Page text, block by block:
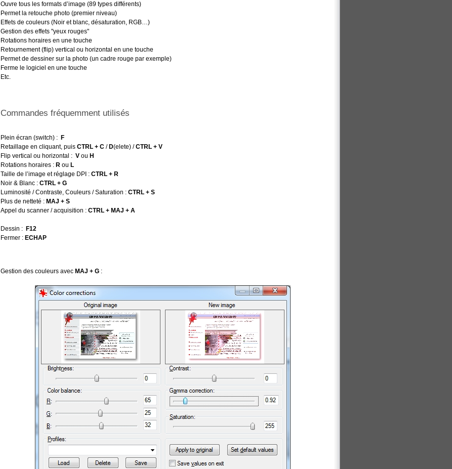
Ouvre tous les formats d’image (89 types différents)
Permet la retouche photo (premier niveau)
Effets de couleurs (Noir et blanc, désaturation, RGB…)
Gestion des effets "yeux rouges"
Rotations horaires en une touche
Retournement (flip) vertical ou horizontal en une touche
Permet de dessiner sur la photo (un cadre rouge par exemple)
Ferme le logiciel en une touche
Etc.
Commandes fréquemment utilisés
Plein écran (switch) : F
Retaillage en cliquant, puis CTRL + C /D(elete) /CTRL + V
Flip vertical ou horizontal : V ou H
Rotations horaires : R ou L
Taille de l’image et réglage DPI : CTRL + R
Noir & Blanc : CTRL + G
Luminosité / Contraste, Couleurs / Saturation : CTRL + S
Plus de netteté : MAJ + S
Appel du scanner / acquisition : CTRL + MAJ + A
Dessin : F12
Fermer : ECHAP
Gestion des couleurs avec MAJ + G :